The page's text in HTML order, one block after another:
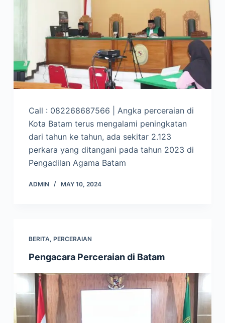
Call : 082268687566 | Angka perceraian di
Kota Batam terus mengalami peningkatan
dari tahun ke tahun, ada sekitar 2.123
perkara yang ditangani pada tahun 2023 di
Pengadilan Agama Batam
ADMIN MAY 10, 2024
BERITA, PERCERAIAN
Pengacara Perceraian di Batam